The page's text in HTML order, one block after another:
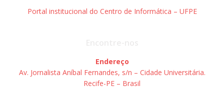
Portal institucional do Centro de Informática – UFPE
Endereço
Av. Jornalista Aníbal Fernandes, s/n – Cidade Universitária.
Recife-PE – Brasil